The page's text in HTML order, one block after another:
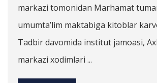
markazi tomonidan Marhamat
umumta’lim maktabiga kitoblar
Tadbir davomida institut jamoasi,
markazi xodimlari ...